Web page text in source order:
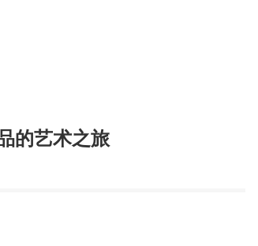
的艺术之旅